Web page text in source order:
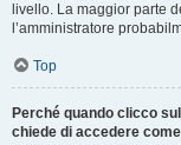
livello. La maggior parte
l’amministratore
Top
Perché quando clicco
chiede di accedere